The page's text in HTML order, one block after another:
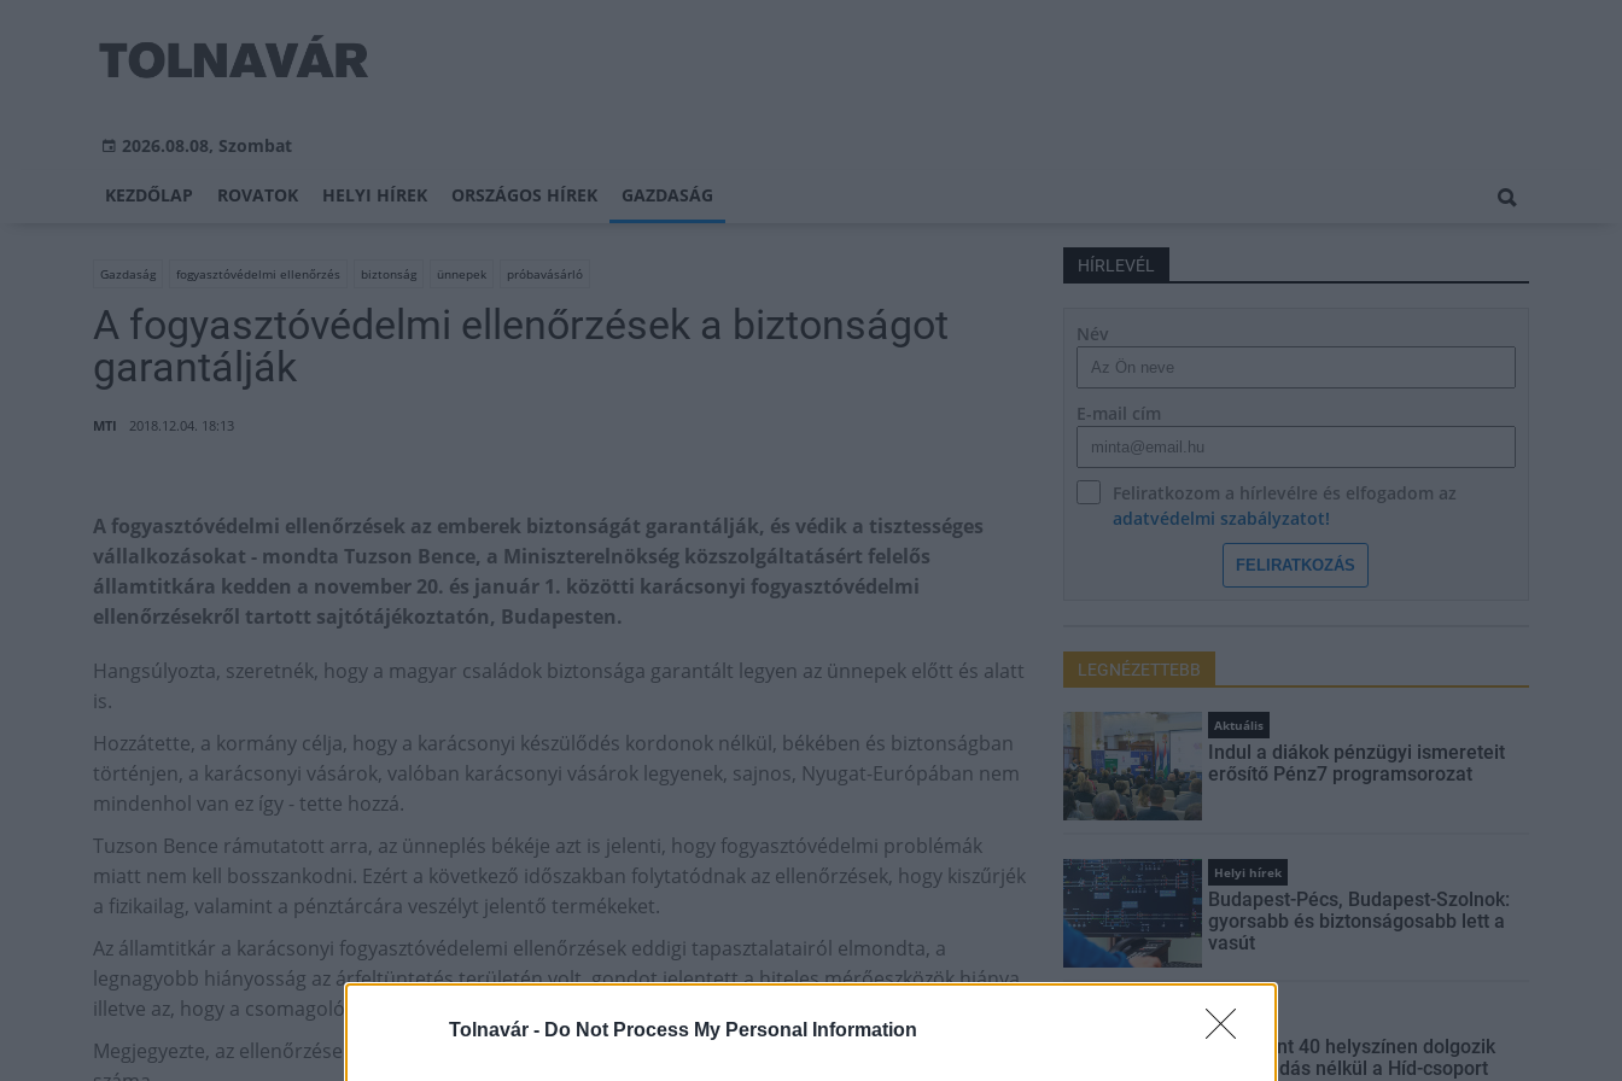
Tolnavár - Do Not Process My Personal Information
2026.08.08, Szombat
KEZDŐLAP ROVATOK HELYI HÍREK ORSZÁGOS HÍREK GAZDASÁG
Gazdaság fogyasztóvédelmi ellenőrzés biztonság ünnepek próbavásárló
A fogyasztóvédelmi ellenőrzések a biztonságot
garantálják
MTI 2018.12.04. 18:13
A fogyasztóvédelmi ellenőrzések az emberek biztonságát garantálják, és védik a tisztességes
vállalkozásokat - mondta Tuzson Bence, a Miniszterelnökség közszolgáltatásért felelős
államtitkára kedden a november 20. és január 1. közötti karácsonyi fogyasztóvédelmi
ellenőrzésekről tartott sajtótájékoztatón, Budapesten.
Hangsúlyozta, szeretnék, hogy a magyar családok biztonsága garantált legyen az ünnepek előtt és alatt
is.
Hozzátette, a kormány célja, hogy a karácsonyi készülődés kordonok nélkül, békében és biztonságban
történjen, a karácsonyi vásárok, valóban karácsonyi vásárok legyenek, sajnos, Nyugat-Európában nem
mindenhol van ez így - tette hozzá.
Tuzson Bence rámutatott arra, az ünneplés békéje azt is jelenti, hogy fogyasztóvédelmi problémák
miatt nem kell bosszankodni. Ezért a következő időszakban folytatódnak az ellenőrzések, hogy kiszűrjék
a fizikailag, valamint a pénztárcára veszélyt jelentő termékeket.
Az államtitkár a karácsonyi fogyasztóvédelemi ellenőrzések eddigi tapasztalatairól elmondta, a
legnagyobb hiányosság az árfeltüntetés területén volt, gondot jelentett a hiteles mérőeszközök hiánya,
illetve az, hogy a csomagoló anyagot is belemérték az áru súlyába.
Megjegyezte, az ellenőrzéseknek köszönhetően az elmúlt időszakban jelentősen csökkent a jogsértések
HÍRLEVÉL
Név
E-mail cím
Feliratkozom a hírlevélre és elfogadom az
adatvédelmi szabályzatot!
FELIRATKOZÁS
LEGNÉZETTEBB
Aktuális
Indul a diákok pénzügyi ismereteit
erősítő Pénz7 programsorozat
Helyi hírek
Budapest-Pécs, Budapest-Szolnok:
gyorsabb és biztonságosabb lett a
vasút
Gazdaság
Több mint 40 helyszínen dolgozik
fennakadás nélkül a Híd-csoport